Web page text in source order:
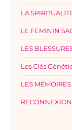
LA
LE FEMININ
LES
Les Clés
LES